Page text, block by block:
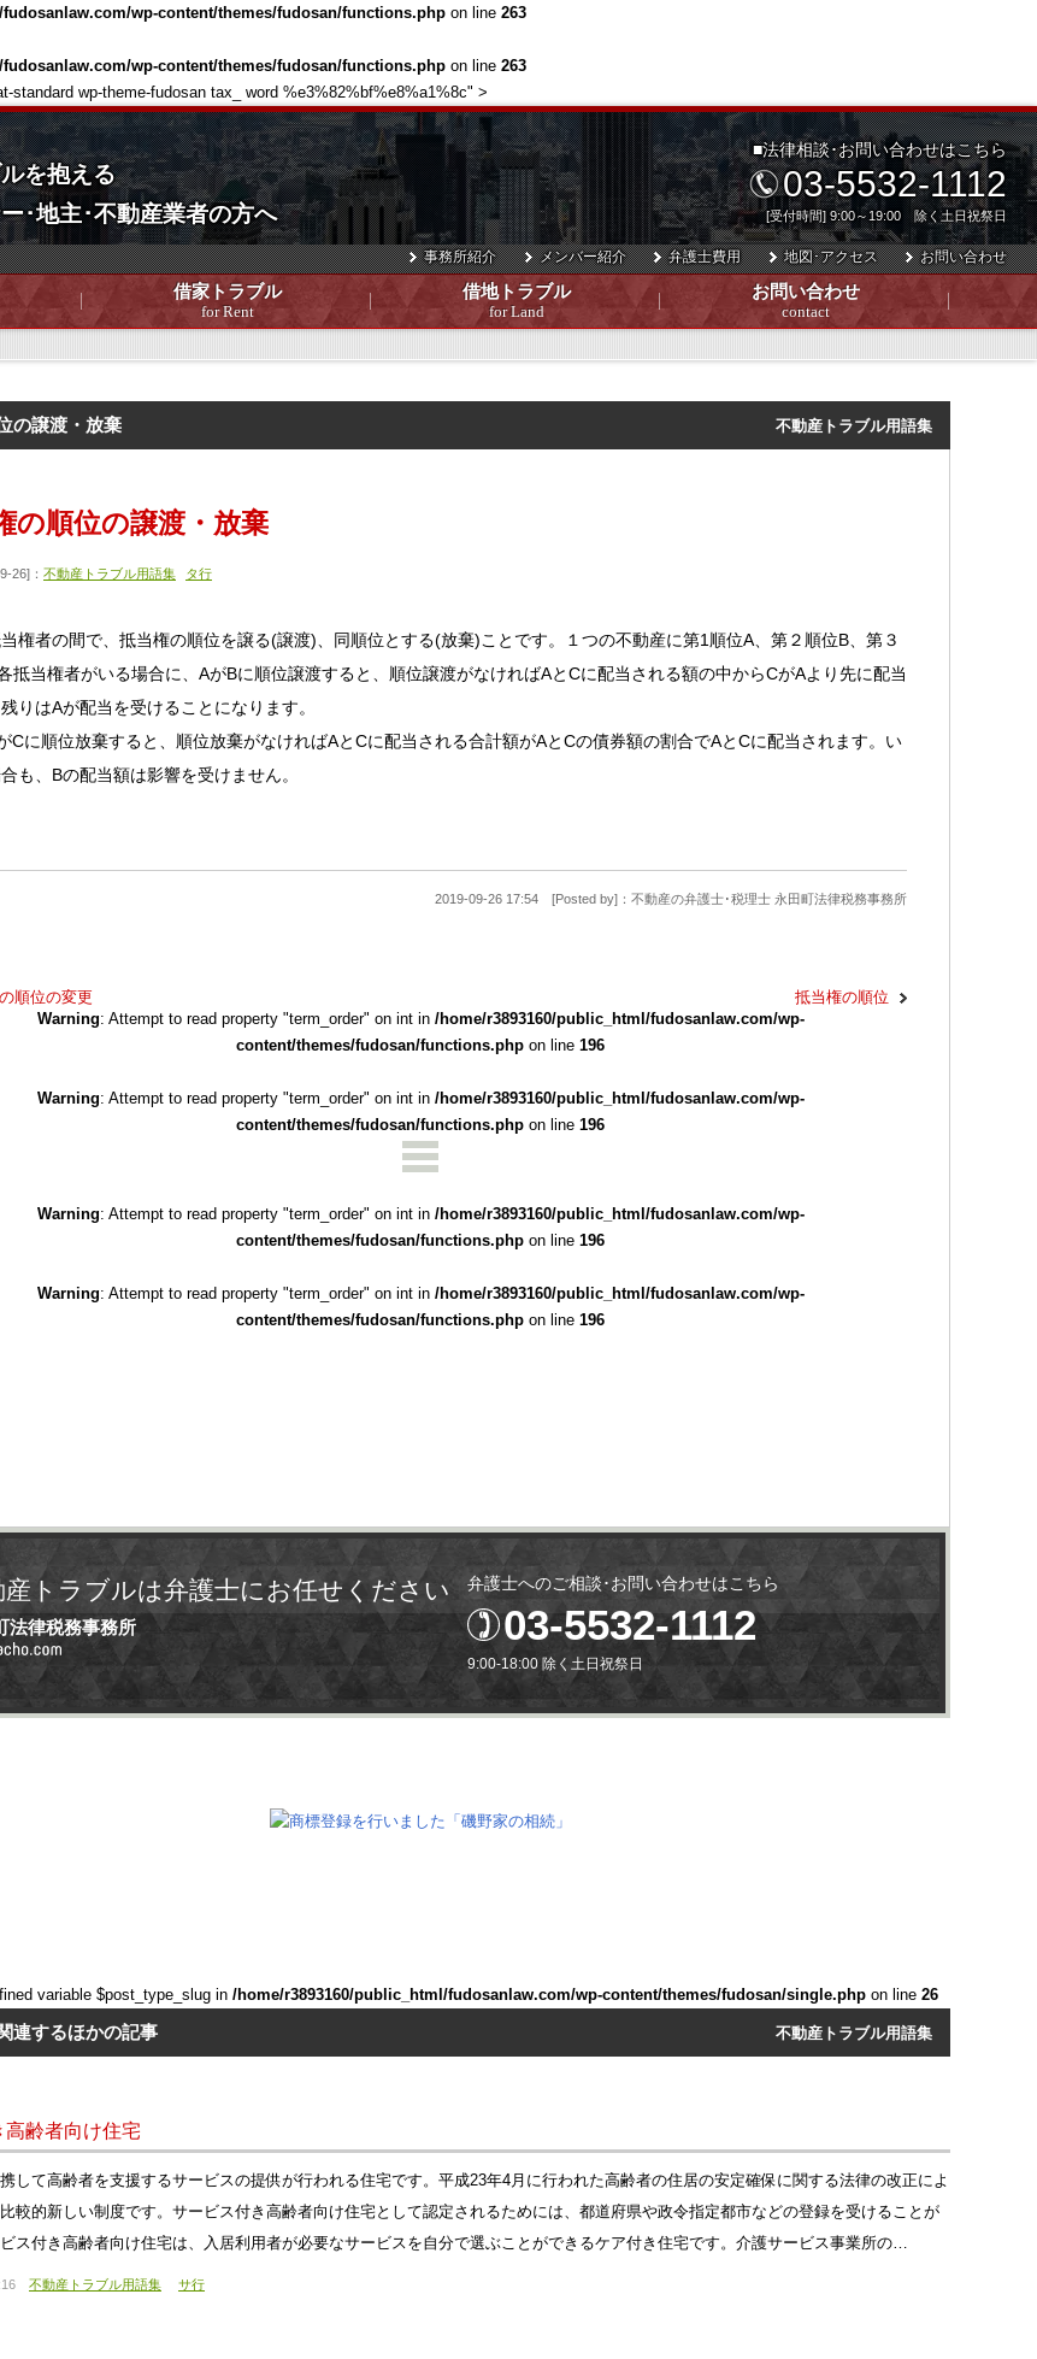
wp-content/themes/fudosan/functions.php on line 263
wp-content/themes/fudosan/functions.php on line 263
wp-theme-fudosan tax_ word %e3%82%bf%e8%a1%8c" >
を抱える
･地主･不動産業者の方へ
借家トラブル
for Rent
借地トラブル
for Land
お問い合わせ
contact
事務所紹介 メンバー紹介 弁護士費用 地図･アクセス お問い合わせ
■法律相談･お問い合わせはこちら
03-5532-1112
[受付時間] 9:00～19:00 除く土日祝祭日
の譲渡・放棄 不動産トラブル用語集
の順位の譲渡・放棄
26]： 不動産トラブル用語集 タ行
権者の間で、抵当権の順位を譲る(譲渡)、同順位とする(放棄)ことです。１つの不動産に第1順位A、第２順位B、第３
抵当権者がいる場合に、AがBに順位譲渡すると、順位譲渡がなければAとCに配当される額の中からCがAより先に配当
りはAが配当を受けることになります。
Cに順位放棄すると、順位放棄がなければAとCに配当される合計額がAとCの債券額の割合でAとCに配当されます。い
も、Bの配当額は影響を受けません。
2019-09-26 17:54 [Posted by]：不動産の弁護士･税理士 永田町法律税務事務所
Warning: Attempt to read property "term_order" on int in /home/r3893160/public_html/fudosanlaw.com/wp-
content/themes/fudosan/functions.php on line 196
Warning: Attempt to read property "term_order" on int in /home/r3893160/public_html/fudosanlaw.com/wp-
content/themes/fudosan/functions.php on line 196
順位の変更
Warning: Attempt to read property "term_order" on int in /home/r3893160/public_html/fudosanlaw.com/wp-
content/themes/fudosan/functions.php on line 196
Warning: Attempt to read property "term_order" on int in /home/r3893160/public_html/fudosanlaw.com/wp-
content/themes/fudosan/functions.php on line 196
抵当権の順位
産トラブルは弁護士にお任せください
法律税務事務所
弁護士へのご相談･お問い合わせはこちら
03-5532-1112
9:00-18:00 除く土日祝祭日
variable $post_type_slug in /home/r3893160/public_html/fudosanlaw.com/wp-content/themes/fudosan/single.php on line 26
連するほかの記事 不動産トラブル用語集
齢者向け住宅
して高齢者を支援するサービスの提供が行われる住宅です。平成23年4月に行われた高齢者の住居の安定確保に関する法律の改正によ
較的新しい制度です。サービス付き高齢者向け住宅として認定されるためには、都道府県や政令指定都市などの登録を受けることが
ス付き高齢者向け住宅は、入居利用者が必要なサービスを自分で選ぶことができるケア付き住宅です。介護サービス事業所の…
不動産トラブル用語集 サ行